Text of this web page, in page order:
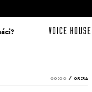
00:00 / 05:34